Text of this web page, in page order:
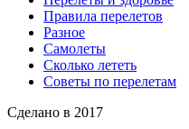
Правила перелетов
Разное
Самолеты
Сколько лететь
Советы по перелетам
Сделано в 2017